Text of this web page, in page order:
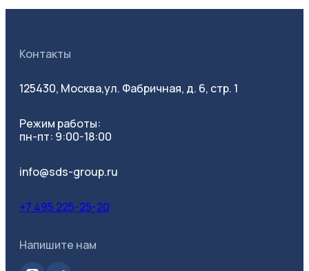
Контакты
125430, Москва,ул. Фабричная, д. 6, стр. 1
Режим работы:
пн-пт: 9:00-18:00
info@sds-group.ru
+7 495 225-25-20
Напишите нам